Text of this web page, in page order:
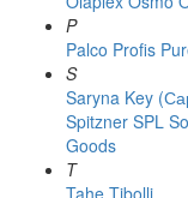
P
Palco Profis
S
Saryna Key
Spitzner SPL
Goods
T
Tahe Tibolli